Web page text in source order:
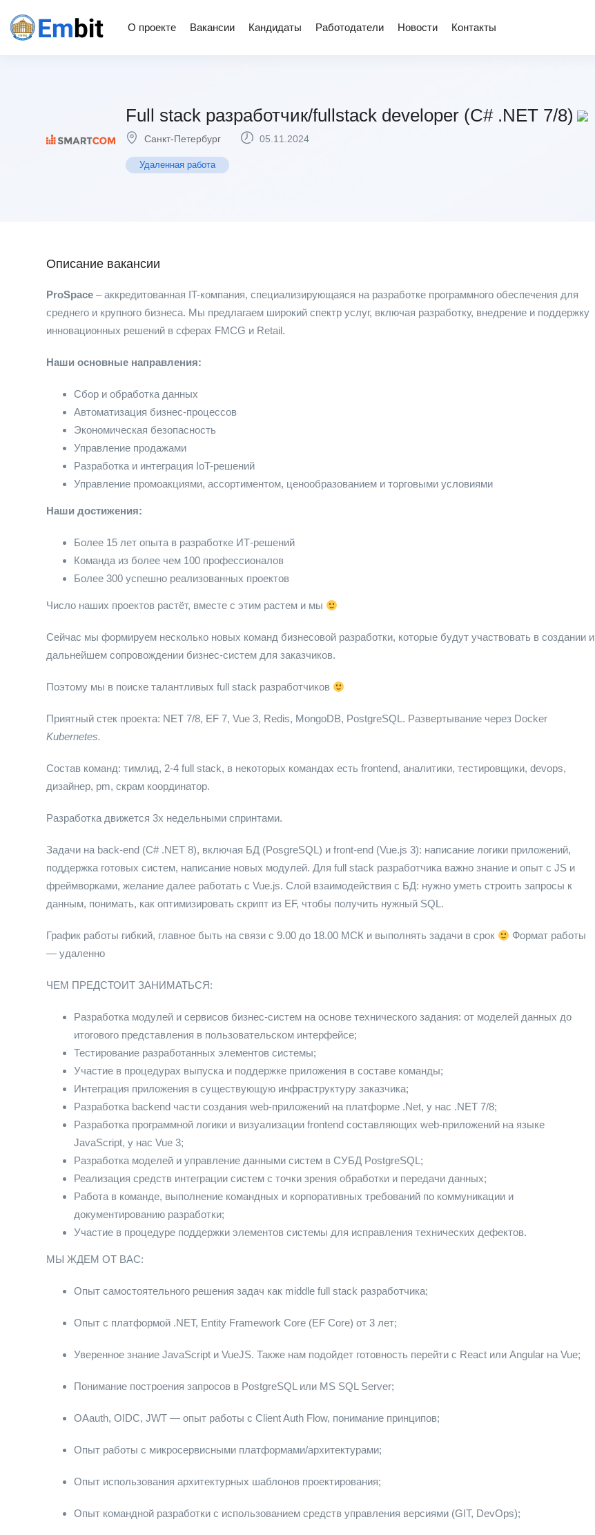
О проекте Вакансии Кандидаты Работодатели Новости Контакты
Full stack разработчик/fullstack developer (C# .NET 7/8)
Санкт-Петербург 05.11.2024
Удаленная работа
Описание вакансии
ProSpace – аккредитованная IT-компания, специализирующаяся на разработке программного обеспечения для
среднего и крупного бизнеса. Мы предлагаем широкий спектр услуг, включая разработку, внедрение и поддержку
инновационных решений в сферах FMCG и Retail.
Наши основные направления:
Сбор и обработка данных
Автоматизация бизнес-процессов
Экономическая безопасность
Управление продажами
Разработка и интеграция IoT-решений
Управление промоакциями, ассортиментом, ценообразованием и торговыми условиями
Наши достижения:
Более 15 лет опыта в разработке ИТ-решений
Команда из более чем 100 профессионалов
Более 300 успешно реализованных проектов
Число наших проектов растёт, вместе с этим растем и мы
Сейчас мы формируем несколько новых команд бизнесовой разработки, которые будут участвовать в создании и
дальнейшем сопровождении бизнес-систем для заказчиков.
Поэтому мы в поиске талантливых full stack разработчиков
Приятный стек проекта: NET 7/8, EF 7, Vue 3, Redis, MongoDB, PostgreSQL. Развертывание через Docker
Kubernetes.
Состав команд: тимлид, 2-4 full stack, в некоторых командах есть frontend, аналитики, тестировщики, devops,
дизайнер, pm, скрам координатор.
Разработка движется 3х недельными спринтами.
Задачи на back-end (C# .NET 8), включая БД (PosgreSQL) и front-end (Vue.js 3): написание логики приложений,
поддержка готовых систем, написание новых модулей. Для full stack разработчика важно знание и опыт с JS и
фреймворками, желание далее работать с Vue.js. Слой взаимодействия с БД: нужно уметь строить запросы к
данным, понимать, как оптимизировать скрипт из EF, чтобы получить нужный SQL.
График работы гибкий, главное быть на связи с 9.00 до 18.00 МСК и выполнять задачи в срок
Формат работы
— удаленно
ЧЕМ ПРЕДСТОИТ ЗАНИМАТЬСЯ:
Разработка модулей и сервисов бизнес-систем на основе технического задания: от моделей данных до
итогового представления в пользовательском интерфейсе;
Тестирование разработанных элементов системы;
Участие в процедурах выпуска и поддержке приложения в составе команды;
Интеграция приложения в существующую инфраструктуру заказчика;
Разработка backend части создания web-приложений на платформе .Net, у нас .NET 7/8;
Разработка программной логики и визуализации frontend составляющих web-приложений на языке
JavaScript, у нас Vue 3;
Разработка моделей и управление данными систем в СУБД PostgreSQL;
Реализация средств интеграции систем с точки зрения обработки и передачи данных;
Работа в команде, выполнение командных и корпоративных требований по коммуникации и
документированию разработки;
Участие в процедуре поддержки элементов системы для исправления технических дефектов.
МЫ ЖДЕМ ОТ ВАС:
Опыт самостоятельного решения задач как middle full stack разработчика;
Опыт с платформой .NET, Entity Framework Core (EF Core) от 3 лет;
Уверенное знание JavaScript и VueJS. Также нам подойдет готовность перейти с React или Angular на Vue;
Понимание построения запросов в PostgreSQL или MS SQL Server;
OAauth, OIDC, JWT — опыт работы с Client Auth Flow, понимание принципов;
Опыт работы с микросервисными платформами/архитектурами;
Опыт использования архитектурных шаблонов проектирования;
Опыт командной разработки с использованием средств управления версиями (GIT, DevOps);